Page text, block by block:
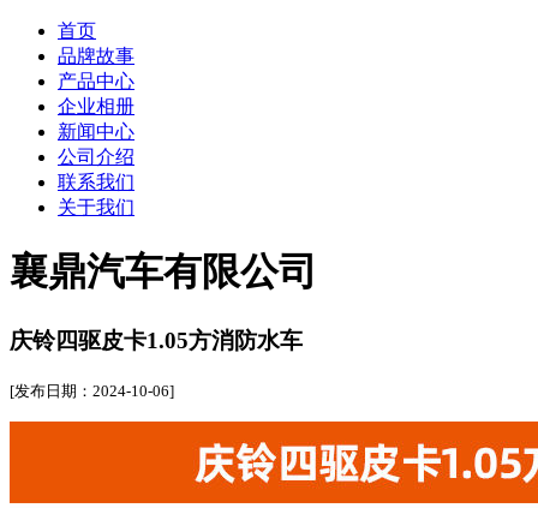
首页
品牌故事
产品中心
企业相册
新闻中心
公司介绍
联系我们
关于我们
襄鼎汽车有限公司
庆铃四驱皮卡1.05方消防水车
[发布日期：2024-10-06]